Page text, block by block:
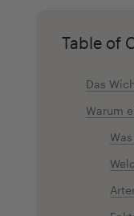
Table of
Das
Warum